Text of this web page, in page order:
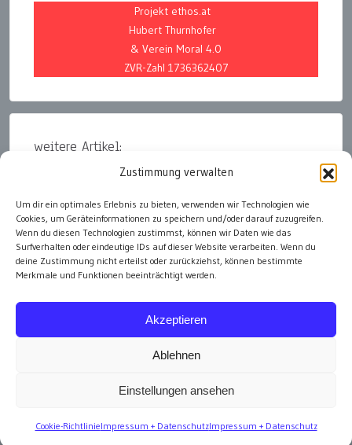
Zustimmung verwalten
Um dir ein optimales Erlebnis zu bieten, verwenden wir Technologien wie
Cookies, um Geräteinformationen zu speichern und/oder darauf zuzugreifen.
Wenn du diesen Technologien zustimmst, können wir Daten wie das
Surfverhalten oder eindeutige IDs auf dieser Website verarbeiten. Wenn du
deine Zustimmung nicht erteilst oder zurückziehst, können bestimmte
Merkmale und Funktionen beeinträchtigt werden.
Akzeptieren
Ablehnen
Einstellungen ansehen
Cookie-RichtlinieImpressum + DatenschutzImpressum + Datenschutz
Projekt ethos.at
Hubert Thurnhofer
& Verein Moral 4.0
ZVR-Zahl 1736362407
weitere Artikel:
Ethik thurnhofer.cc 2003-2010
Wirtschaftsethik 2018 ethik-heute.org
Wirtschaftsethik 2008 – 2011 The Global Player
alle Artikel
Impressum